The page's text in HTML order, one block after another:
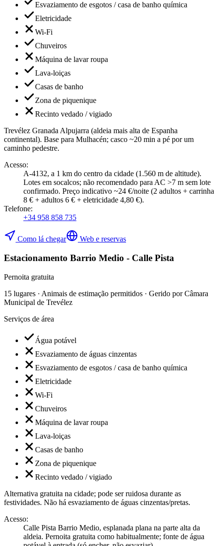
Esvaziamento de esgotos / casa de banho química
Eletricidade
Wi-Fi
Chuveiros
Máquina de lavar roupa
Lava-loiças
Casas de banho
Zona de piquenique
Recinto vedado / vigiado
Trevélez Granada Alpujarra (aldeia mais alta de Espanha
continental). Base para Mulhacén; casco ~20 min a pé por um
caminho pedestre.
Acesso:
A-4132, a 1 km do centro da cidade (1.560 m de altitude).
Lotes em socalcos; não recomendado para AC >7 m sem lote
confirmado. Preço indicativo ~24 €/noite (2 adultos + carrinha
8 € + adultos 6 € + eletricidade 4,80 €).
Telefone:
+34 958 858 735
Como lá chegar Web e reservas
Estacionamento Barrio Medio - Calle Pista
Pernoita gratuita
15 lugares · Animais de estimação permitidos · Gerido por Câmara
Municipal de Trevélez
Serviços de área
Água potável
Esvaziamento de águas cinzentas
Esvaziamento de esgotos / casa de banho química
Eletricidade
Wi-Fi
Chuveiros
Máquina de lavar roupa
Lava-loiças
Casas de banho
Zona de piquenique
Recinto vedado / vigiado
Alternativa gratuita na cidade; pode ser ruidosa durante as
festividades. Não há esvaziamento de águas cinzentas/pretas.
Acesso:
Calle Pista Barrio Medio, esplanada plana na parte alta da
aldeia. Pernoita gratuita como habitualmente; fonte de água